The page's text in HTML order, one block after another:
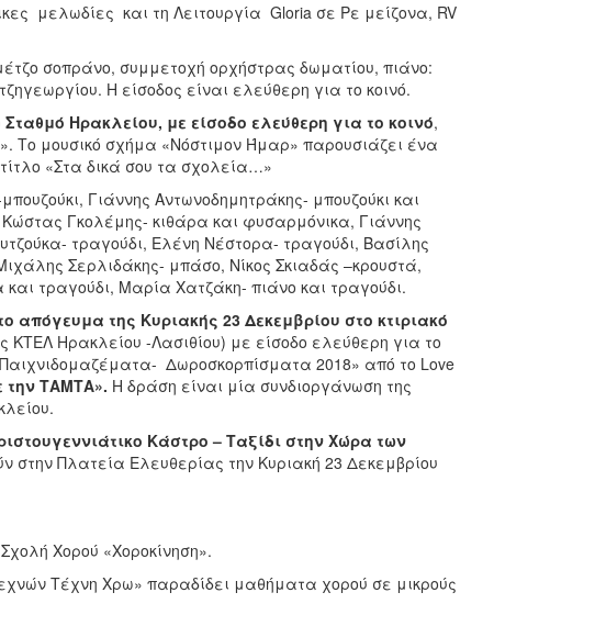
μελωδίες και τη Λειτουργία Gloria σε Ρε μείζονα, RV
σοπράνο, συμμετοχή ορχήστρας δωματίου, πιάνο:
Η είσοδος είναι ελεύθερη για το κοινό.
Ηρακλείου, με είσοδο ελεύθερη για το κοινό,
Το μουσικό σχήμα «Νόστιμον Ήμαρ» παρουσιάζει ένα
«Στα δικά σου τα σχολεία…»
Γιάννης Αντωνοδημητράκης- μπουζούκι και
Γκολέμης- κιθάρα και φυσαρμόνικα, Γιάννης
τραγούδι, Ελένη Νέστορα- τραγούδι, Βασίλης
Σερλιδάκης- μπάσο, Νίκος Σκιαδάς –κρουστά,
τραγούδι, Μαρία Χατζάκη- πιάνο και τραγούδι.
απόγευμα της Κυριακής 23 Δεκεμβρίου στο κτιριακό
ΚΤΕΛ Ηρακλείου -Λασιθίου) με είσοδο ελεύθερη για το
Δωροσκορπίσματα 2018» από το Love
την ΤΑΜΤΑ». Η δράση είναι μία συνδιοργάνωση της
Κάστρο – Ταξίδι στην Χώρα των
στην Πλατεία Ελευθερίας την Κυριακή 23 Δεκεμβρίου
Χορού «Χοροκίνηση».
Τέχνη Χρω» παραδίδει μαθήματα χορού σε μικρούς